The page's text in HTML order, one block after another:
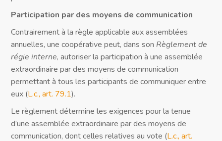
Participation par des moyens de communication
Contrairement à la règle applicable aux assemblées
annuelles, une coopérative peut, dans son Règlement de
régie interne, autoriser la participation à une assemblée
extraordinaire par des moyens de communication
permettant à tous les participants de communiquer entre
eux (L.c., art. 79.1).
Le règlement détermine les exigences pour la tenue
d’une assemblée extraordinaire par des moyens de
communication, dont celles relatives au vote (L.c., art.